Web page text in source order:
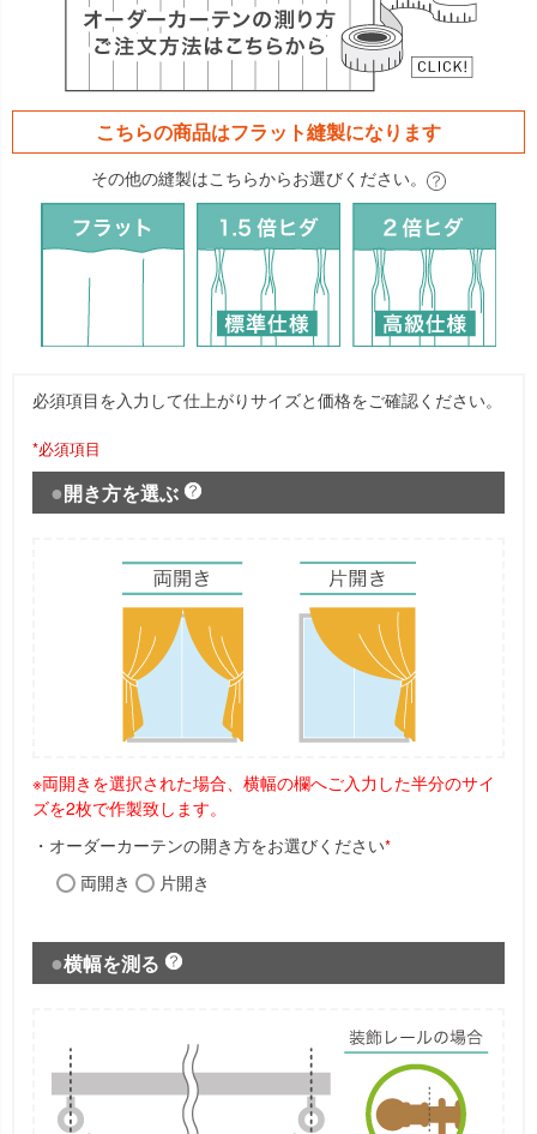
こちらの商品はフラット縫製になります
その他の縫製はこちらからお選びください。
必須項目を入力して仕上がりサイズと価格をご確認ください。
*必須項目
開き方を選ぶ
※両開きを選択された場合、横幅の欄へご入力した半分のサイ
ズを2枚で作製致します。
・オーダーカーテンの開き方をお選びください*
両開き 片開き
横幅を測る